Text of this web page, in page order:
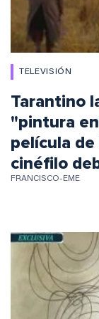
TELEVISIÓN
Tarantino
"pintura
película
cinéfilo
FRANCISCO-EME